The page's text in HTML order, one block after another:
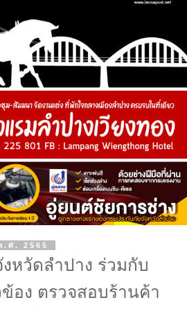
.ศ. 2565
หวัดลำปาง ร่วมกับ
อง ตรวจสอบร้านค้า